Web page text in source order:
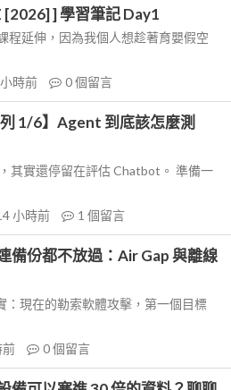
] 學習筆記 Day1
程延伸，因為我個人想趁著育嬰假空
時前 0個留言
1/6】Agent 到底該怎麼測
其實還停留在評估 Chatbot。 準備一
小時前 1 個留言
備份都不放過：Air Gap 與離線
：現在的勒索軟體攻擊，第一個目標
前 0個留言